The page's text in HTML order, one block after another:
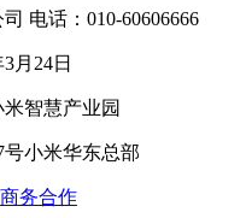
电话：010-60606666
月24日
智慧产业园
小米华东总部
商务合作